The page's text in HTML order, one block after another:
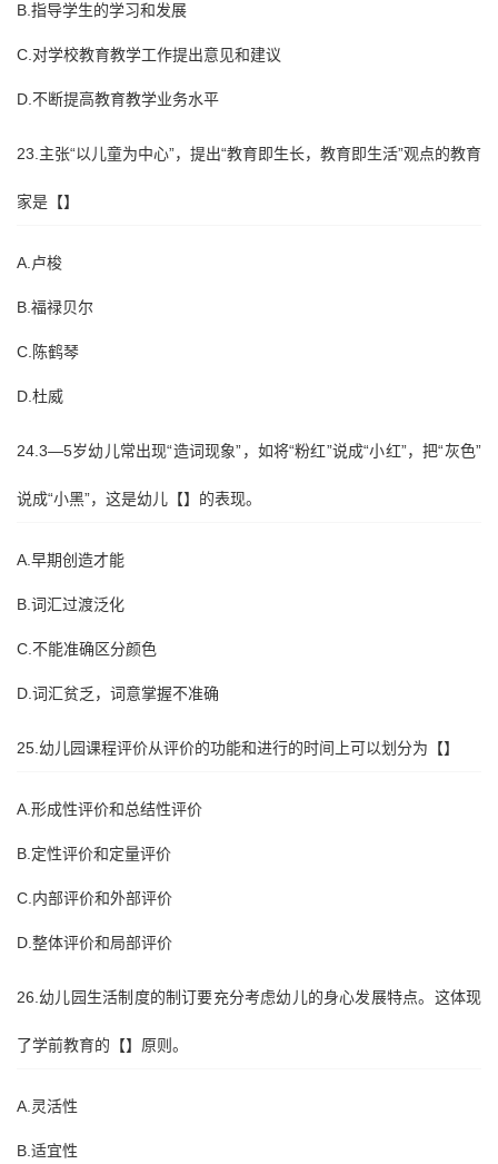
B.指导学生的学习和发展
C.对学校教育教学工作提出意见和建议
D.不断提高教育教学业务水平
23.主张“以儿童为中心”，提出“教育即生长，教育即生活”观点的教育
家是【】
A.卢梭
B.福禄贝尔
C.陈鹤琴
D.杜威
24.3—5岁幼儿常出现“造词现象”，如将“粉红”说成“小红”，把“灰色”
说成“小黑”，这是幼儿【】的表现。
A.早期创造才能
B.词汇过渡泛化
C.不能准确区分颜色
D.词汇贫乏，词意掌握不准确
25.幼儿园课程评价从评价的功能和进行的时间上可以划分为【】
A.形成性评价和总结性评价
B.定性评价和定量评价
C.内部评价和外部评价
D.整体评价和局部评价
26.幼儿园生活制度的制订要充分考虑幼儿的身心发展特点。这体现
了学前教育的【】原则。
A.灵活性
B.适宜性